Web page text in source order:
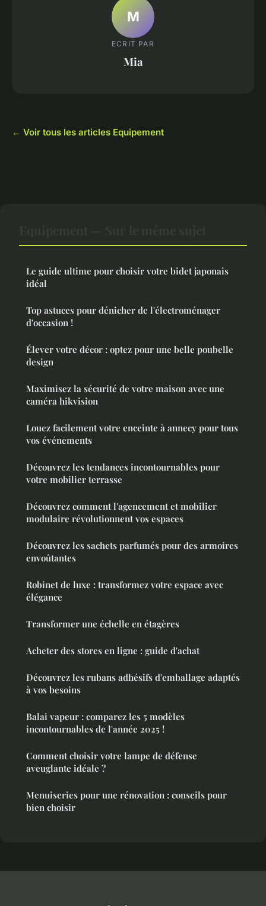
M
ECRIT PAR
Mia
← Voir tous les articles Equipement
Le guide ultime pour choisir votre bidet japonais
idéal
Top astuces pour dénicher de l'électroménager
d'occasion !
Élever votre décor : optez pour une belle poubelle
design
Maximisez la sécurité de votre maison avec une
caméra hikvision
Louez facilement votre enceinte à annecy pour tous
vos événements
Découvrez les tendances incontournables pour
votre mobilier terrasse
Découvrez comment l'agencement et mobilier
modulaire révolutionnent vos espaces
Découvrez les sachets parfumés pour des armoires
envoûtantes
Robinet de luxe : transformez votre espace avec
élégance
Transformer une échelle en étagères
Acheter des stores en ligne : guide d'achat
Découvrez les rubans adhésifs d'emballage adaptés
à vos besoins
Balai vapeur : comparez les 5 modèles
incontournables de l'année 2025 !
Comment choisir votre lampe de défense
aveuglante idéale ?
Menuiseries pour une rénovation : conseils pour
bien choisir